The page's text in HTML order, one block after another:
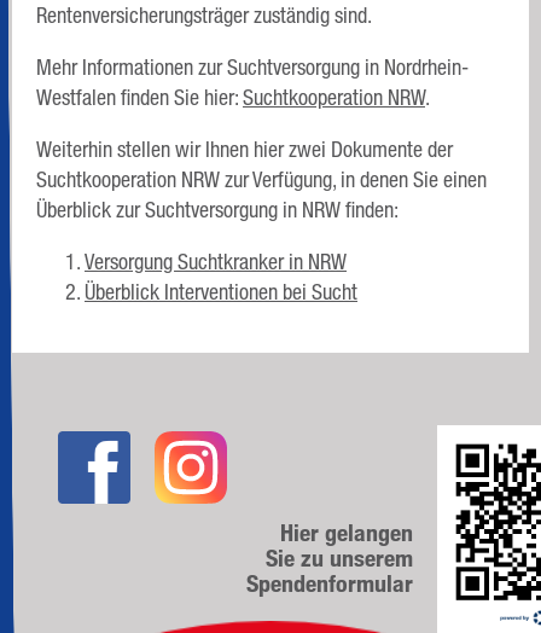
Rentenversicherungsträger zuständig sind.
Mehr Informationen zur Suchtversorgung in Nordrhein-
Westfalen finden Sie hier:Suchtkooperation NRW.
Weiterhin stellen wir Ihnen hier zwei Dokumente der
Suchtkooperation NRW zur Verfügung, in denen Sie einen
Überblick zur Suchtversorgung in NRW finden:
Versorgung Suchtkranker in NRW
Überblick Interventionen bei Sucht
Hier gelangen
Sie zu unserem
Spendenformular